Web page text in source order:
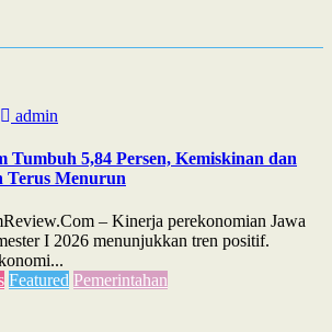
admin
Tumbuh 5,84 Persen, Kemiskinan dan
Terus Menurun
– Kinerja perekonomian Jawa
I 2026 menunjukkan tren positif.
Featured Pemerintahan